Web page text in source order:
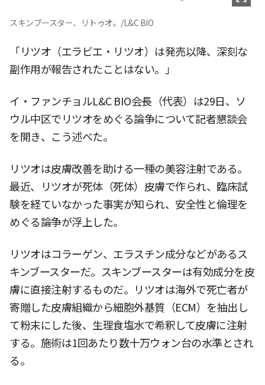
スキンブースター、リトゥオ。/L&C BIO
「リツオ（エラビエ・リツオ）は発売以降、深刻な
副作用が報告されたことはない。」
イ・ファンチョルL&C BIO会長（代表）は29日、ソ
ウル中区でリツオをめぐる論争について記者懇談会
を開き、こう述べた。
リツオは皮膚改善を助ける一種の美容注射である。
最近、リツオが死体（死体）皮膚で作られ、臨床試
験を経ていなかった事実が知られ、安全性と倫理を
めぐる論争が浮上した。
リツオはコラーゲン、エラスチン成分などがあるス
キンブースターだ。スキンブースターは有効成分を皮
膚に直接注射するものだ。リツオは海外で死亡者が
寄贈した皮膚組織から細胞外基質（ECM）を抽出し
て粉末にした後、生理食塩水で希釈して皮膚に注射
する。施術は1回あたり数十万ウォン台の水準とされ
る。